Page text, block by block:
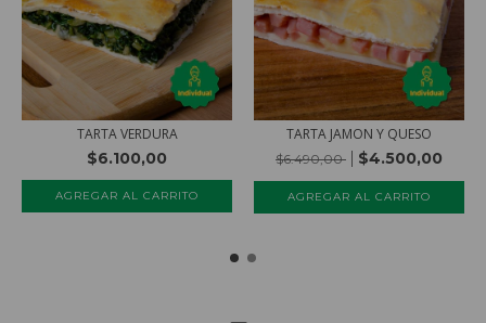
TARTA VERDURA
$6.100,00
AGREGAR AL CARRITO
TARTA JAMON Y QUESO
$6.490,00 $4.500,00
AGREGAR AL CARRITO